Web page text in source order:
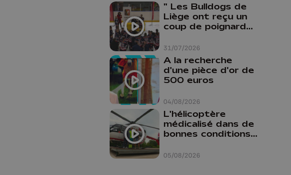
31/07/2026
" Les Bulldogs de
Liège ont reçu un
coup de poignard
04/08/2026
A la recherche
d'une pièce d'or de
500 euros
05/08/2026
L'hélicoptère
médicalisé dans de
bonnes conditions à